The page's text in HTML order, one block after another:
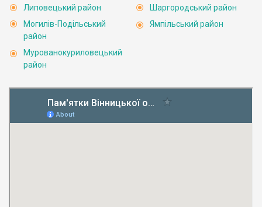
Липовецький район
Могилів-Подільський
район
Мурованокуриловецький
район
Шаргородський район
Ямпільський район